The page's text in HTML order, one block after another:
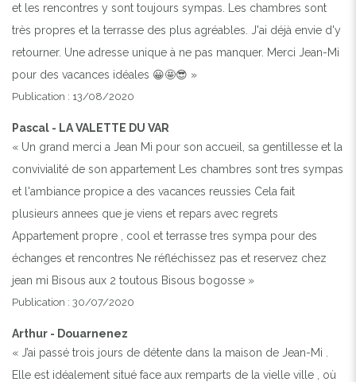
et les rencontres y sont toujours sympas. Les chambres sont
très propres et la terrasse des plus agréables. J'ai déjà envie d'y
retourner. Une adresse unique à ne pas manquer. Merci Jean-Mi
pour des vacances idéales 😀🤩😎 »
Publication : 13/08/2020
Pascal - LA VALETTE DU VAR
« Un grand merci a Jean Mi pour son accueil, sa gentillesse et la
convivialité de son appartement Les chambres sont tres sympas
et l'ambiance propice a des vacances reussies Cela fait
plusieurs annees que je viens et repars avec regrets
Appartement propre , cool et terrasse tres sympa pour des
échanges et rencontres Ne réfléchissez pas et reservez chez
jean mi Bisous aux 2 toutous Bisous bogosse »
Publication : 30/07/2020
Arthur - Douarnenez
« J’ai passé trois jours de détente dans la maison de Jean-Mi .
Elle est idéalement situé face aux remparts de la vielle ville , où